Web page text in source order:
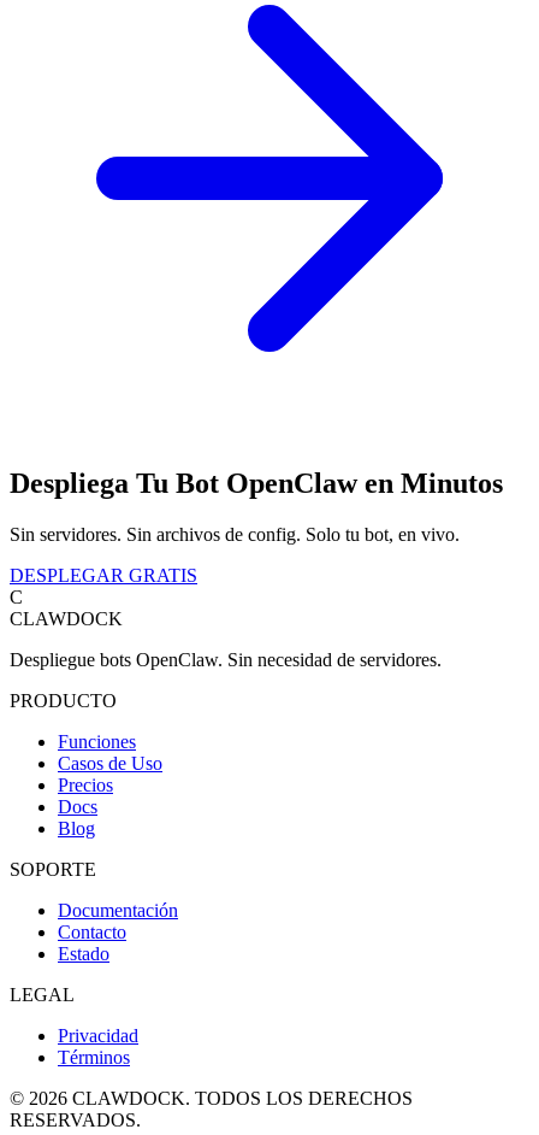
Despliega Tu Bot OpenClaw en Minutos
Sin servidores. Sin archivos de config. Solo tu bot, en vivo.
DESPLEGAR GRATIS
C
CLAWDOCK
Despliegue bots OpenClaw. Sin necesidad de servidores.
PRODUCTO
Funciones
Casos de Uso
Precios
Docs
Blog
SOPORTE
Documentación
Contacto
Estado
LEGAL
Privacidad
Términos
© 2026 CLAWDOCK. TODOS LOS DERECHOS
RESERVADOS.